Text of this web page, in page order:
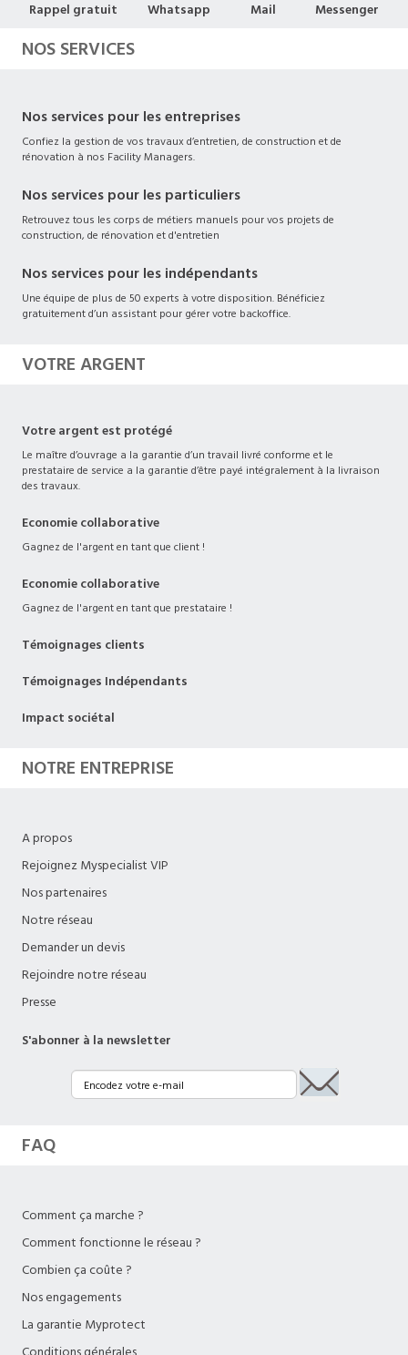
Rappel gratuit Whatsapp Mail Messenger
NOS SERVICES
Nos services pour les entreprises
Confiez la gestion de vos travaux d’entretien, de construction et de
rénovation à nos Facility Managers.
Nos services pour les particuliers
Retrouvez tous les corps de métiers manuels pour vos projets de
construction, de rénovation et d'entretien
Nos services pour les indépendants
Une équipe de plus de 50 experts à votre disposition. Bénéficiez
gratuitement d’un assistant pour gérer votre backoffice.
VOTRE ARGENT
Votre argent est protégé
Le maître d’ouvrage a la garantie d’un travail livré conforme et le
prestataire de service a la garantie d’être payé intégralement à la livraison
des travaux.
Economie collaborative
Gagnez de l'argent en tant que client !
Economie collaborative
Gagnez de l'argent en tant que prestataire !
Témoignages clients
Témoignages Indépendants
Impact sociétal
NOTRE ENTREPRISE
A propos
Rejoignez Myspecialist VIP
Nos partenaires
Notre réseau
Demander un devis
Rejoindre notre réseau
Presse
S'abonner à la newsletter
FAQ
Comment ça marche ?
Comment fonctionne le réseau ?
Combien ça coûte ?
Nos engagements
La garantie Myprotect